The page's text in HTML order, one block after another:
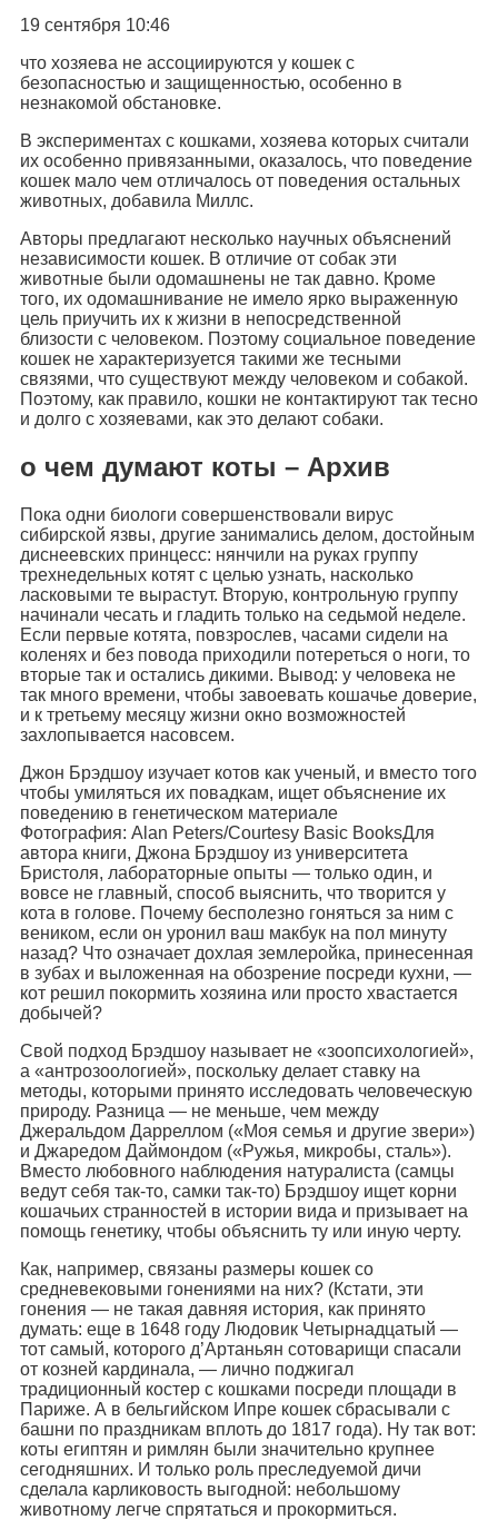
19 сентября 10:46
что хозяева не ассоциируются у кошек с
безопасностью и защищенностью, особенно в
незнакомой обстановке.
В экспериментах с кошками, хозяева которых считали
их особенно привязанными, оказалось, что поведение
кошек мало чем отличалось от поведения остальных
животных, добавила Миллс.
Авторы предлагают несколько научных объяснений
независимости кошек. В отличие от собак эти
животные были одомашнены не так давно. Кроме
того, их одомашнивание не имело ярко выраженную
цель приучить их к жизни в непосредственной
близости с человеком. Поэтому социальное поведение
кошек не характеризуется такими же тесными
связями, что существуют между человеком и собакой.
Поэтому, как правило, кошки не контактируют так тесно
и долго с хозяевами, как это делают собаки.
о чем думают коты – Архив
Пока одни биологи совершенствовали вирус
сибирской язвы, другие занимались делом, достойным
диснеевских принцесс: нянчили на руках группу
трехнедельных котят с целью узнать, насколько
ласковыми те вырастут. Вторую, контрольную группу
начинали чесать и гладить только на седьмой неделе.
Если первые котята, повзрослев, часами сидели на
коленях и без повода приходили потереться о ноги, то
вторые так и остались дикими. Вывод: у человека не
так много времени, чтобы завоевать кошачье доверие,
и к третьему месяцу жизни окно возможностей
захлопывается насовсем.
Джон Брэдшоу изучает котов как ученый, и вместо того
чтобы умиляться их повадкам, ищет объяснение их
поведению в генетическом материале
Фотография: Alan Peters/Courtesy Basic BooksДля
автора книги, Джона Брэдшоу из университета
Бристоля, лабораторные опыты — только один, и
вовсе не главный, способ выяснить, что творится у
кота в голове. Почему бесполезно гоняться за ним с
веником, если он уронил ваш макбук на пол минуту
назад? Что означает дохлая землеройка, принесенная
в зубах и выложенная на обозрение посреди кухни, —
кот решил покормить хозяина или просто хвастается
добычей?
Свой подход Брэдшоу называет не «зоопсихологией»,
а «антрозоологией», поскольку делает ставку на
методы, которыми принято исследовать человеческую
природу. Разница — не меньше, чем между
Джеральдом Дарреллом («Моя семья и другие звери»)
и Джаредом Даймондом («Ружья, микробы, сталь»).
Вместо любовного наблюдения натуралиста (самцы
ведут себя так-то, самки так-то) Брэдшоу ищет корни
кошачьих странностей в истории вида и призывает на
помощь генетику, чтобы объяснить ту или иную черту.
Как, например, связаны размеры кошек со
средневековыми гонениями на них? (Кстати, эти
гонения — не такая давняя история, как принято
думать: еще в 1648 году Людовик Четырнадцатый —
тот самый, которого д’Артаньян сотоварищи спасали
от козней кардинала, — лично поджигал
традиционный костер с кошками посреди площади в
Париже. А в бельгийском Ипре кошек сбрасывали с
башни по праздникам вплоть до 1817 года). Ну так вот:
коты египтян и римлян были значительно крупнее
сегодняшних. И только роль преследуемой дичи
сделала карликовость выгодной: небольшому
животному легче спрятаться и прокормиться.